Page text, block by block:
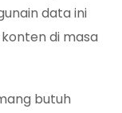
data ini
di masa
butuh